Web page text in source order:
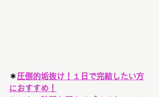
＊圧倒的垢抜け！１日で完結したい方
におすすめ！